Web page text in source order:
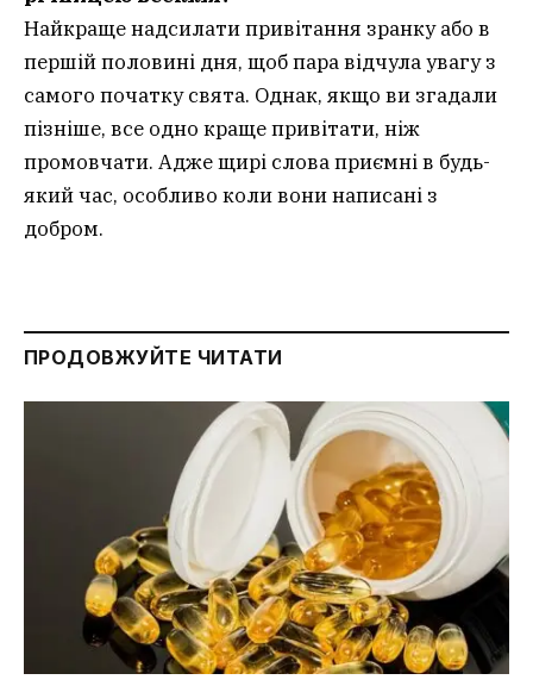
Найкраще надсилати привітання зранку або в
першій половині дня, щоб пара відчула увагу з
самого початку свята. Однак, якщо ви згадали
пізніше, все одно краще привітати, ніж
промовчати. Адже щирі слова приємні в будь-
який час, особливо коли вони написані з
добром.
ПРОДОВЖУЙТЕ ЧИТАТИ